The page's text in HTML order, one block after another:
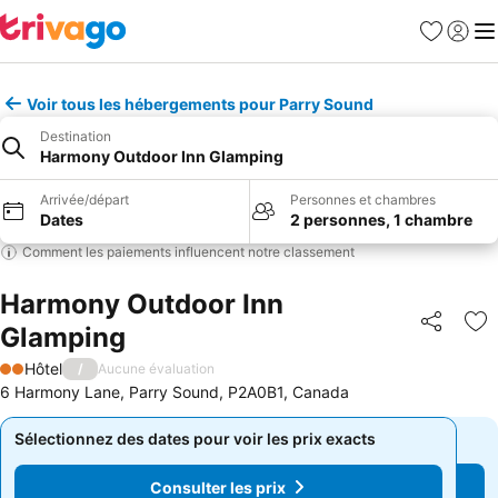
Favoris
Se
Voir tous les hébergements pour Parry Sound
Destination
Harmony Outdoor Inn Glamping
Arrivée/départ
Dates
Personnes et chambres
2 personnes, 1 chambre
Comment les paiements influencent notre classement
Harmony Outdoor Inn
Glamping
Partager
2 Étoiles
Hôtel / Aucune évaluation
6 Harmony Lane, Parry Sound, P2A0B1, Canada
Sélectionnez des dates pour voir les prix exacts
Consulter les prix
Sélectionnez des dates pour voir les prix exacts
Consulter les prix